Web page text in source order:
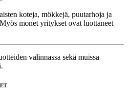
koteja, mökkejä, puutarhoja ja
monet yritykset ovat luottaneet
valinnassa sekä muissa